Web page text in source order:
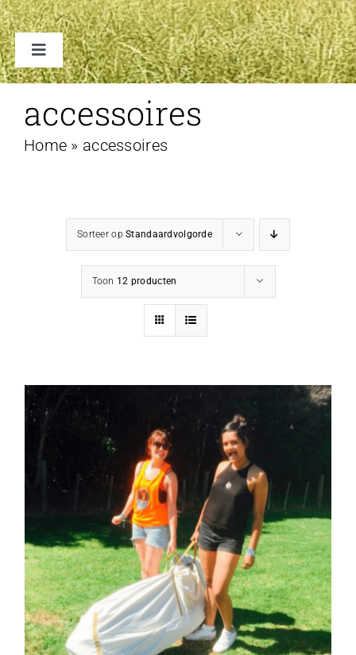
Toggle
Navigation
ACCESSOIRES
CONTACT
accessoires
Home » accessoires
Sorteer opStandaardvolgorde
Toon 12 producten